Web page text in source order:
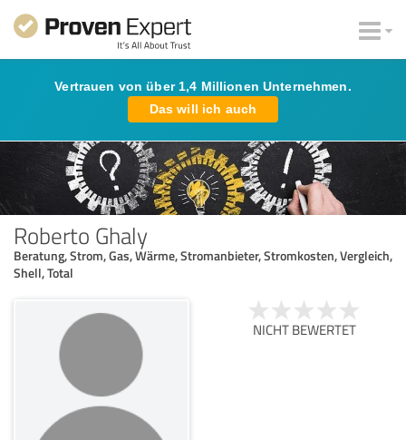
Vertrauen von über 1,4 Millionen Unternehmen.
Das will ich auch
Roberto Ghaly
Beratung, Strom, Gas, Wärme, Stromanbieter, Stromkosten, Vergleich,
Shell, Total
NICHT BEWERTET